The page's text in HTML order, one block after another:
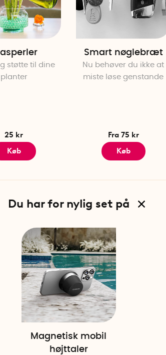
Antal pr. pakke: 1
støtte til dine
planter
25 kr
Køb
Smart nøglebræt
Nu behøver du ikke at
miste løse genstande
Fra 75 kr
Køb
Du har for nylig set på
Magnetisk mobil
højttaler